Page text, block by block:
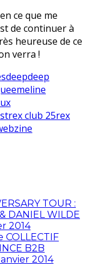
ce que me
de continuer à
heureuse de ce
verra !
deepdeep
emeline
rex club 25rex
TOUR :
DANIEL WILDE
2014
COLLECTIF
B2B
2014